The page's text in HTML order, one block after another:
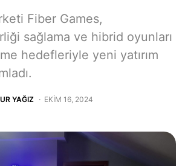
Fiber Games,
sağlama ve hibrid oyunları
hedefleriyle yeni yatırım
YAĞIZ EKIM 16, 2024